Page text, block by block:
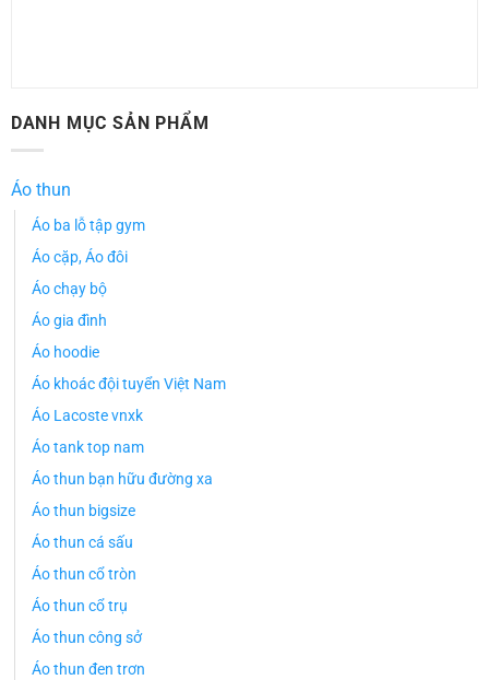
DANH MỤC SẢN PHẨM
Áo thun
Áo ba lỗ tập gym
Áo cặp, Áo đôi
Áo chạy bộ
Áo gia đình
Áo hoodie
Áo khoác đội tuyển Việt Nam
Áo Lacoste vnxk
Áo tank top nam
Áo thun bạn hữu đường xa
Áo thun bigsize
Áo thun cá sấu
Áo thun cổ tròn
Áo thun cổ trụ
Áo thun công sở
Áo thun đen trơn